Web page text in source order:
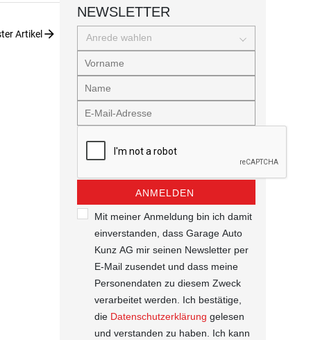
Artikel arrow_forward
NEWSLETTER
Anrede wahlen
ANMELDEN
Mit meiner Anmeldung bin ich damit
einverstanden, dass Garage Auto
Kunz AG mir seinen Newsletter per
E-Mail zusendet und dass meine
Personendaten zu diesem Zweck
verarbeitet werden. Ich bestätige,
die Datenschutzerklärung gelesen
und verstanden zu haben. Ich kann